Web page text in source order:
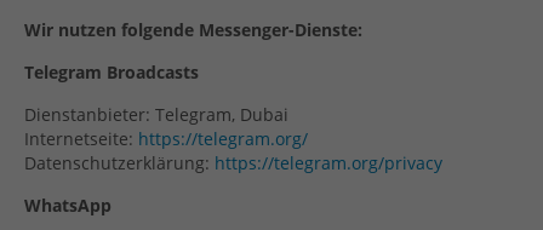
Wir nutzen folgende Messenger-Dienste:
Telegram Broadcasts
Dienstanbieter: Telegram, Dubai
Internetseite: https://telegram.org/
Datenschutzerklärung: https://telegram.org/privacy
WhatsApp